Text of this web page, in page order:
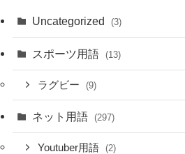
Uncategorized (3)
スポーツ用語 (13)
ラグビー (9)
ネット用語 (297)
Youtuber用語 (2)